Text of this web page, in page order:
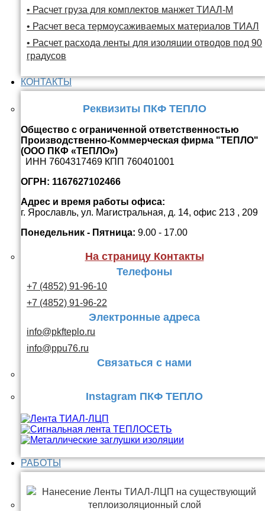
• Расчет груза для комплектов манжет ТИАЛ-М
• Расчет веса термоусаживаемых материалов ТИАЛ
• Расчет расхода ленты для изоляции отводов под 90
градусов
КОНТАКТЫ
Реквизиты ПКФ ТЕПЛО
Общество с ограниченной ответственностью
Производственно-Коммерческая фирма "ТЕПЛО"
(ООО ПКФ «ТЕПЛО»)
ИНН 7604317469 КПП 760401001
ОГРН: 1167627102466
Адрес и время работы офиса:
г. Ярославль, ул. Магистральная, д. 14, офис 213 , 209
Понедельник - Пятница: 9.00 - 17.00
На страницу Контакты
Телефоны
+7 (4852) 91-96-10
+7 (4852) 91-96-22
Электронные адреса
info@pkfteplo.ru
info@ppu76.ru
Связаться с нами
Instagram ПКФ ТЕПЛО
РАБОТЫ